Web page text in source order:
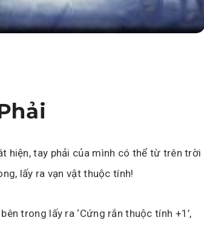
hiện, tay phải của mình có thể từ trên trời
lấy ra vạn vật thuộc tính!
trong lấy ra ‘Cứng rắn thuộc tính +1’,